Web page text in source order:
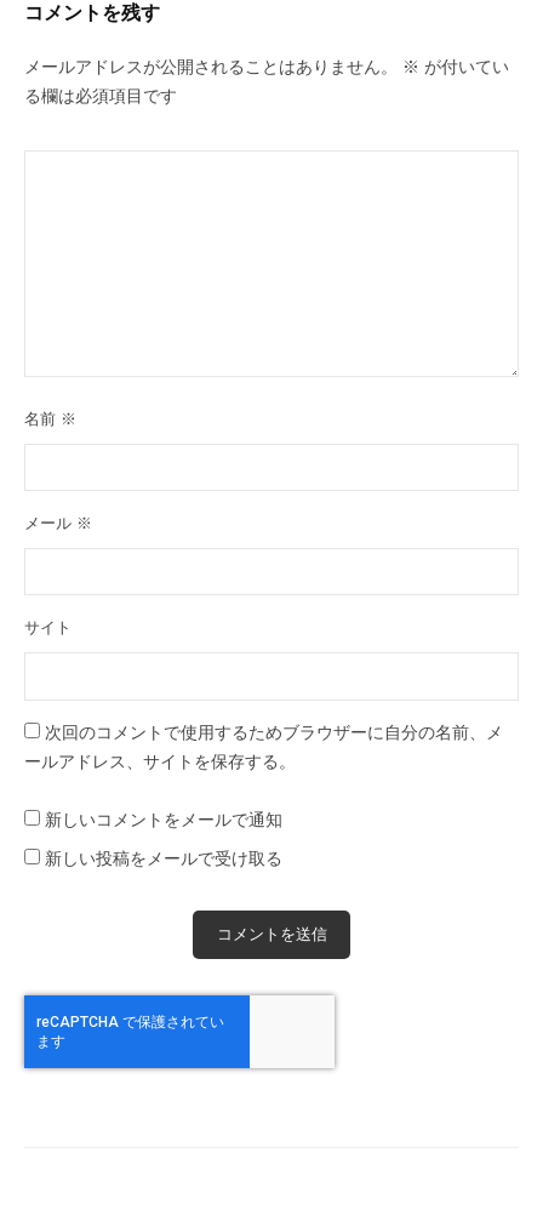
コメントを残す
メールアドレスが公開されることはありません。 ※ が付いてい
る欄は必須項目です
名前 ※
メール ※
サイト
次回のコメントで使用するためブラウザーに自分の名前、メ
ールアドレス、サイトを保存する。
新しいコメントをメールで通知
新しい投稿をメールで受け取る